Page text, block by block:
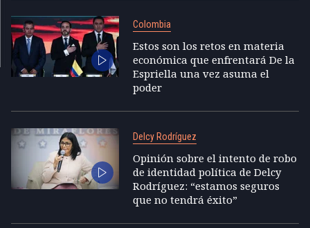
Colombia
Estos son los retos en materia
económica que enfrentará De la
Espriella una vez asuma el
poder
Delcy Rodríguez
Opinión sobre el intento de robo
de identidad política de Delcy
Rodríguez: “estamos seguros
que no tendrá éxito”